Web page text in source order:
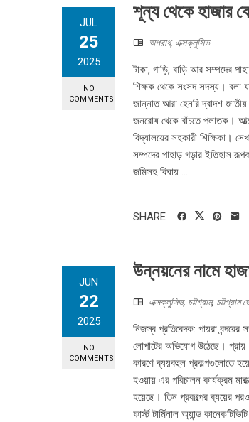
JUL
25
2025
NO
COMMENTS
শূন্য থেকে হাজার
অপরাধ, এক্সক্লুসিভ
টাকা, গাড়ি, বাড়ি আর সম্পদের
শিক্ষক থেকে সংসদ সদস্য। বলা
জান্নাত আরা হেনরি দ্বাদশ
জনরোষ থেকে বাঁচতে পলাতক।
বিদ্যালয়ের সহকারী শিক্ষিকা।
সম্পদের পাহাড় গড়ার ইতিহাস
জমিসহ বিঘায় ...
SHARE
JUN
22
2025
NO
COMMENTS
উন্নয়নের নামে
এক্সক্লুসিভ, চট্টগ্রাম, চট্টগ্রাম
নিজস্ব প্রতিবেদক: পায়রা
লোপাটের অভিযোগ উঠেছে। প্রায়
কারণে ব্যয়বহুল প্রকল্পগুলোতে
হওয়ায় এর পরিচালন কার্যক্রম
হয়েছে। তিন প্রকল্পের ব্যয়ের
ফার্স্ট টার্মিনাল অ্যান্ড